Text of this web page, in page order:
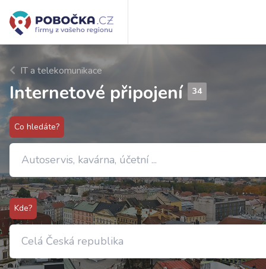
IT a telekomunikace
Internetové připojení 34
Co hledáte?
Kde?